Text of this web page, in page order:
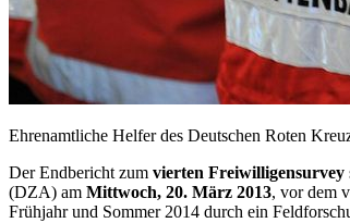
Ehrenamtliche Helfer des Deutschen Roten
Der Endbericht zum vierten Freiwilligensurvey
(DZA) am Mittwoch, 20. März 2013, vor dem
Frühjahr und Sommer 2014 durch ein